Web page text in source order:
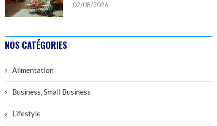
02/08/2026
NOS CATÉGORIES
Alimentation
Business, Small Business
Lifestyle